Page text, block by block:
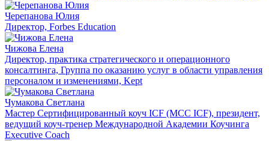
Черепанова Юлия
Директор, Forbes Education
Чижова Елена
Директор, практика стратегического и операционного
консалтинга, Группа по оказанию услуг в области управления
персоналом и изменениями, Kept
Чумакова Светлана
Мастер Сертифицированный коуч ICF (MCC ICF), президент,
ведущий коуч-тренер Международной Академии Коучинга
Executive Coach